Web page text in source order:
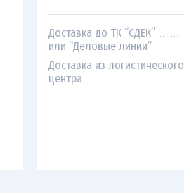
Доставка до ТК “СДЕК”
или “Деловые линии”
Доставка из логистического
центра